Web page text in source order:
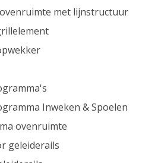
met lijnstructuur
Inweken & Spoelen
ovenruimte
geleiderails